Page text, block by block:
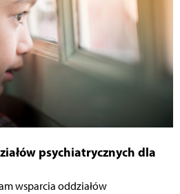
psychiatrycznych dla
wsparcia oddziałów